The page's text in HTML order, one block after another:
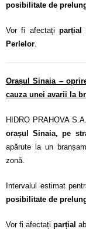
posibilitate de
Vor fi afectațiparțial
Perlelor
Orașul Sinaia –
cauza unei avarii la
HIDRO PRAHOVA
orașul Sinaia, pe
apărute la un
zonă.
Intervalul estimat
posibilitate de
Vor fi afectați parțial